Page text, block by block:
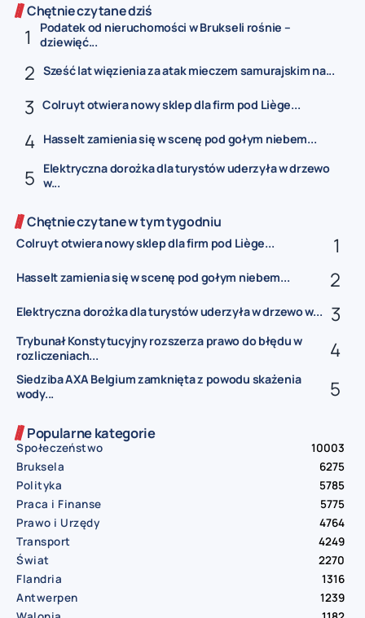
Chętnie czytane dziś
Podatek od nieruchomości w Brukseli rośnie –
dziewięć...
Sześć lat więzienia za atak mieczem samurajskim na...
Colruyt otwiera nowy sklep dla firm pod Liège...
Hasselt zamienia się w scenę pod gołym niebem...
Elektryczna dorożka dla turystów uderzyła w drzewo
w...
Chętnie czytane w tym tygodniu
Colruyt otwiera nowy sklep dla firm pod Liège...
Hasselt zamienia się w scenę pod gołym niebem...
Elektryczna dorożka dla turystów uderzyła w drzewo w...
Trybunał Konstytucyjny rozszerza prawo do błędu w
rozliczeniach...
Siedziba AXA Belgium zamknięta z powodu skażenia
wody...
Popularne kategorie
Społeczeństwo
10003
Bruksela
6275
Polityka
5785
Praca i Finanse
5775
Prawo i Urzędy
4764
Transport
4249
Świat
2270
Flandria
1316
Antwerpen
1239